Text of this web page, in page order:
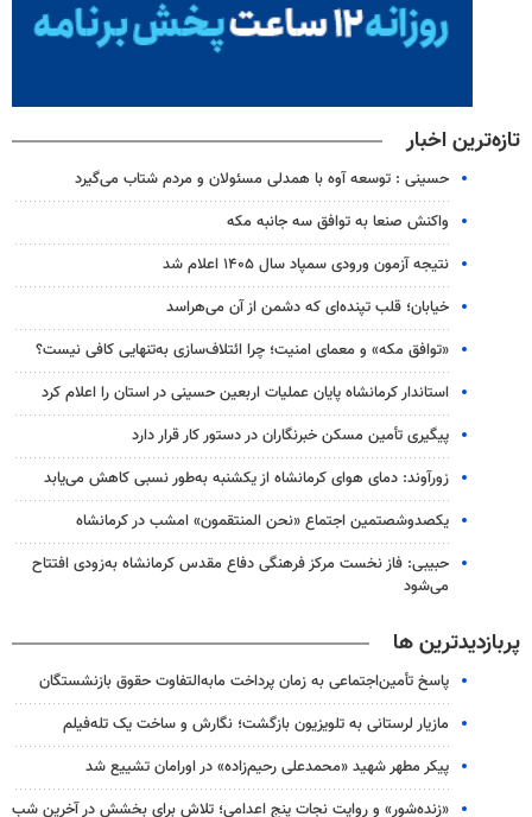
تازه‌ترین اخبار
حسینی : توسعه آوه با همدلی مسئولان و مردم شتاب می‌گیرد
واکنش صنعا به توافق سه جانبه مکه
نتیجه آزمون ورودی سمپاد سال ۱۴۰۵ اعلام شد
خیابان؛ قلب تپنده‌ای که دشمن از آن می‌هراسد
«توافق مکه» و معمای امنیت؛ چرا ائتلاف‌سازی به‌تنهایی کافی نیست؟
استاندار کرمانشاه پایان عملیات اربعین حسینی در استان را اعلام کرد
پیگیری تأمین مسکن خبرنگاران در دستور کار قرار دارد
زورآوند: دمای هوای کرمانشاه از یکشنبه به‌طور نسبی کاهش می‌یابد
یکصدوشصتمین اجتماع «نحن المنتقمون» امشب در کرمانشاه
حبیبی: فاز نخست مرکز فرهنگی دفاع مقدس کرمانشاه به‌زودی افتتاح
می‌شود
پربازدیدترین ها
پاسخ تأمین‌اجتماعی به زمان پرداخت مابه‌التفاوت حقوق بازنشستگان
مازیار لرستانی به تلویزیون بازگشت؛ نگارش و ساخت یک تله‌فیلم
پیکر مطهر شهید «محمدعلی رحیم‌زاده» در اورامان تشییع شد
«زنده‌شور» و روایت نجات پنج اعدامی؛ تلاش برای بخشش در آخرین شب